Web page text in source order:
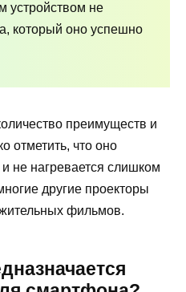
устройством не
который оно успешно
преимуществ и
отметить, что оно
не нагревается слишком
другие проекторы
фильмов.